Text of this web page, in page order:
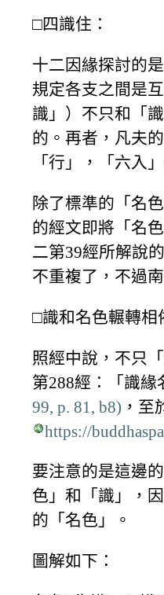
□四識住：
十二因緣探討的
規定各支之間是
識」）不只和「
的。再者，凡夫
「行」，「六入
除了標準的「名
的經文即將「名
二第39經所解說
不重複了，不過
□識和名色輾轉相
照經中說，不只
第288經：「識
99, p. 81, b8) ，至
https://
要注意的是這邊
色」和「識」，
的「名色」。
圖解如下：